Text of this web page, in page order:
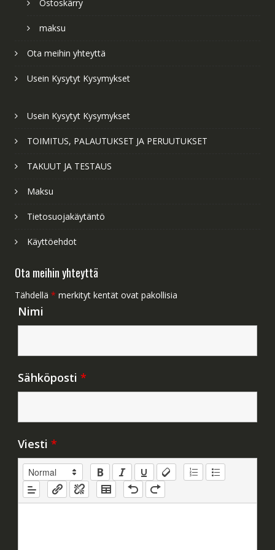
Ostoskärry
maksu
Ota meihin yhteyttä
Usein Kysytyt Kysymykset
Usein Kysytyt Kysymykset
TOIMITUS, PALAUTUKSET JA PERUUTUKSET
TAKUUT JA TESTAUS
Maksu
Tietosuojakäytäntö
Käyttöehdot
Ota meihin yhteyttä
Tähdellä * merkityt kentät ovat pakollisia
Nimi
Sähköposti *
Viesti *